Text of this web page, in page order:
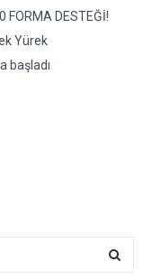
FORMA DESTEĞİ!
Yürek
başladı